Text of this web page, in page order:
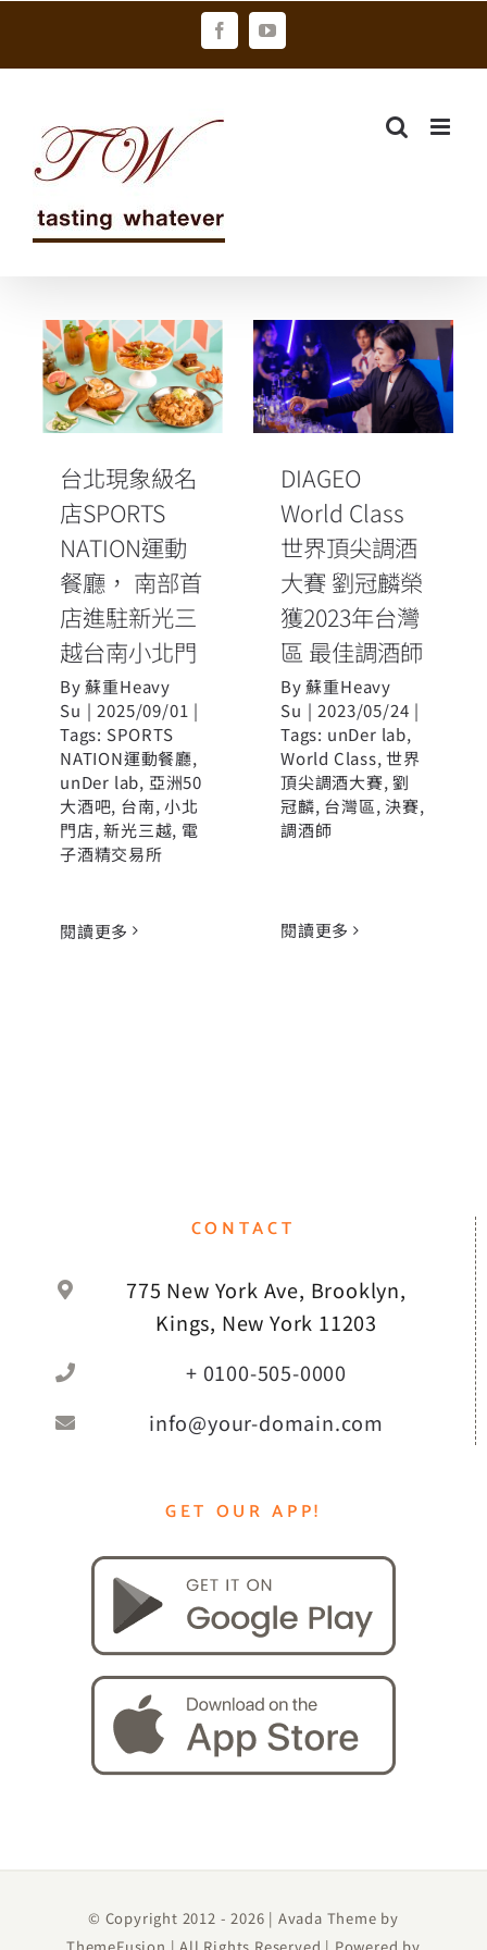
FacebookYouTube
台北現象級名
店SPORTS
NATION運動餐
廳， 南部首店
台南小北門
台北現象級名
店SPORTS
NATION運動
餐廳， 南部首
店進駐新光三
越台南小北門
By蘇重Heavy
Su | 2025/09/01 |
Tags: SPORTS
NATION運動餐廳,
unDer lab, 亞洲50
大酒吧, 台南,小北
門店,新光三越, 電
子酒精交易所
閱讀更多
DIAGEO
World Class
世界頂尖調酒
大賽 劉冠麟榮
區 最佳調酒師
DIAGEO
World Class
世界頂尖調酒
大賽 劉冠麟榮
獲2023年台灣
區 最佳調酒師
By蘇重Heavy
Su | 2023/05/24 |
Tags: unDer lab,
World Class,世界
頂尖調酒大賽,劉
冠麟, 台灣區,決賽,
調酒師
閱讀更多
CONTACT
775 New York Ave, Brooklyn,
Kings, New York 11203
+ 0100-505-0000
info@your-domain.com
GET OUR APP!
© Copyright 2012 -2026 | Avada Theme by